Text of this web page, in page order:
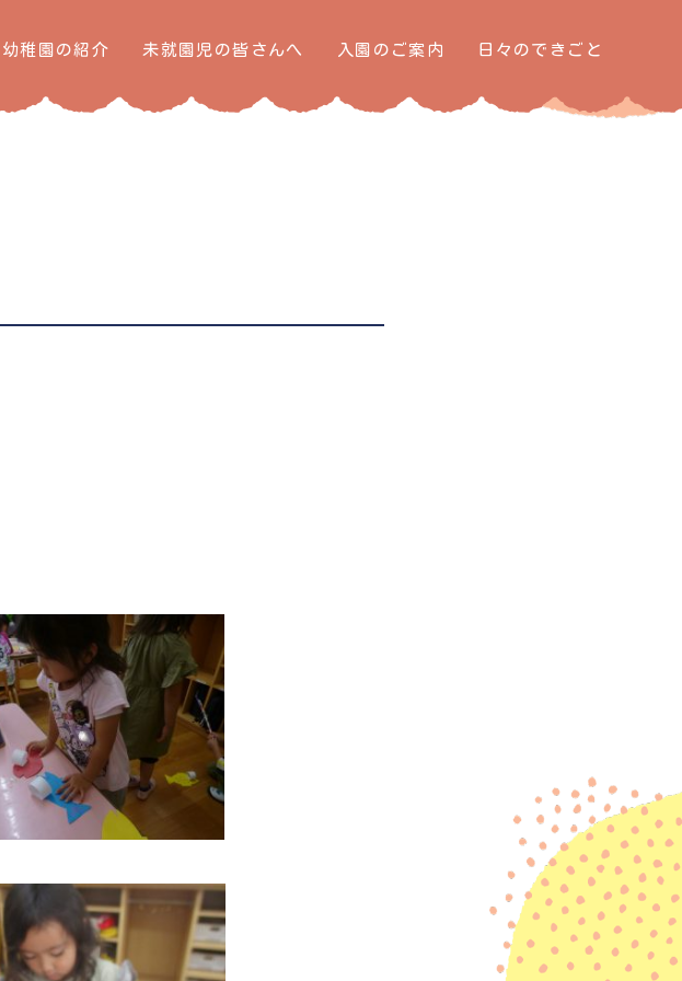
幼稚園の紹介 未就園児の皆さんへ 入園のご案内 日々のできごと